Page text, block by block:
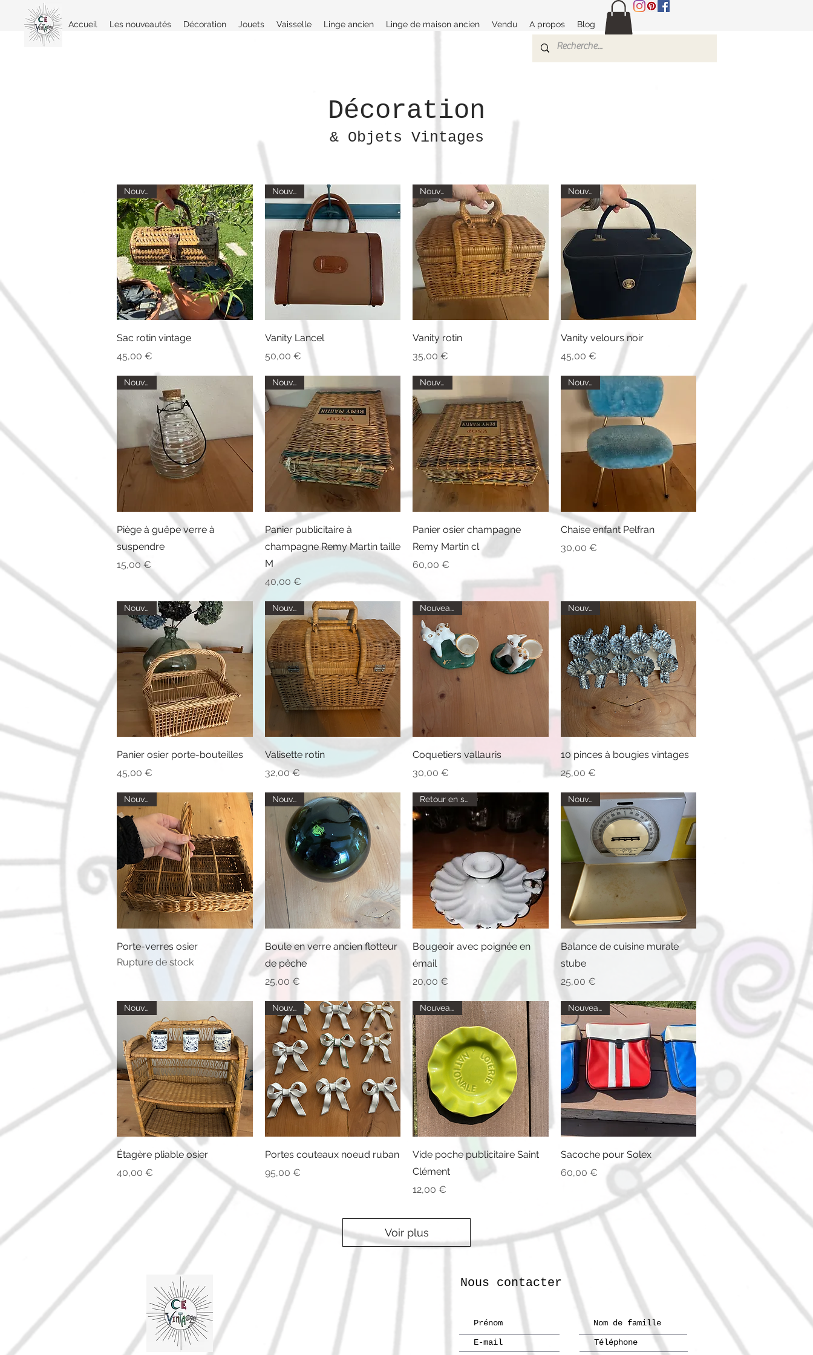
Accueil Les nouveautés Décoration Jouets Vaisselle Linge ancien Linge de maison ancien Vendu A propos Blog
Décoration
& Objets Vintages
Aperçu rapide
Nouveau
Sac rotin vintage
Prix
45,00 €
Aperçu rapide
Nouveau
Vanity Lancel
Prix
50,00 €
Aperçu rapide
Nouveau
Vanity rotin
Prix
35,00 €
Aperçu rapide
Nouveau
Vanity velours noir
Prix
45,00 €
Aperçu rapide
Nouveau
Piège à guêpe verre à
suspendre
Prix
15,00 €
Aperçu rapide
Nouveau
Panier publicitaire à
champagne Remy Martin taille
M
Prix
40,00 €
Aperçu rapide
Nouveau
Panier osier champagne
Remy Martin cl
Prix
60,00 €
Aperçu rapide
Nouveau
Chaise enfant Pelfran
Prix
30,00 €
Aperçu rapide
Nouveau
Panier osier porte-bouteilles
Prix
45,00 €
Aperçu rapide
Nouveau
Valisette rotin
Prix
32,00 €
Aperçu rapide
Nouveautés
Coquetiers vallauris
Prix
30,00 €
Aperçu rapide
Nouveau
10 pinces à bougies vintages
Prix
25,00 €
Aperçu rapide
Nouveau
Porte-verres osier
Rupture de stock
Aperçu rapide
Nouveau
Boule en verre ancien flotteur
de pêche
Prix
25,00 €
Aperçu rapide
Retour en stock !
Bougeoir avec poignée en
émail
Prix
20,00 €
Aperçu rapide
Nouveau
Balance de cuisine murale
stube
Prix
25,00 €
Aperçu rapide
Nouveau
Étagère pliable osier
Prix
40,00 €
Aperçu rapide
Nouveau
Portes couteaux noeud ruban
Prix
95,00 €
Aperçu rapide
Nouveautés
Vide poche publicitaire Saint
Clément
Prix
12,00 €
Aperçu rapide
Nouveautés
Sacoche pour Solex
Prix
60,00 €
Voir plus
Nous contacter